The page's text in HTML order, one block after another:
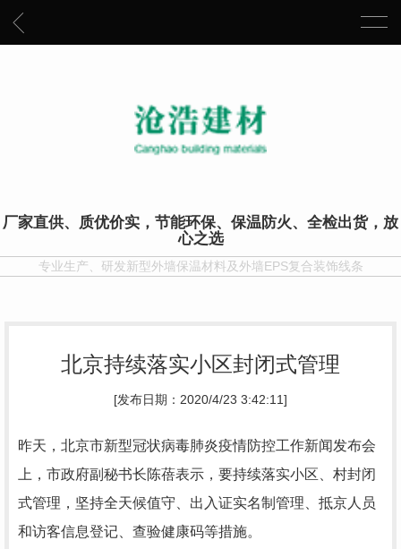
厂家直供、质优价实，节能环保、保温防火、全检出货，放
心之选
专业生产、研发新型外墙保温材料及外墙EPS复合装饰线条
北京持续落实小区封闭式管理
[发布日期：2020/4/23 3:42:11]
昨天，北京市新型冠状病毒肺炎疫情防控工作新闻发布会
上，市政府副秘书长陈蓓表示，要持续落实小区、村封闭
式管理，坚持全天候值守、出入证实名制管理、抵京人员
和访客信息登记、查验健康码等措施。